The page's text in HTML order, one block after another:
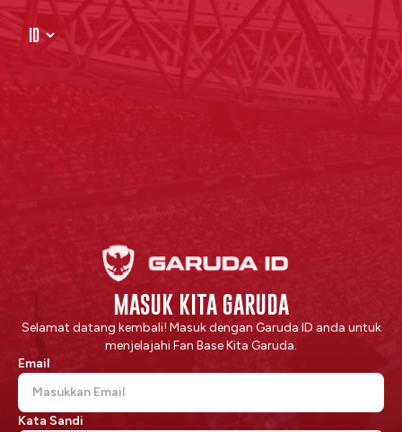
MASUK KITA GARUDA
Selamat datang kembali! Masuk dengan Garuda ID anda untuk
menjelajahi Fan Base Kita Garuda.
Email
Kata Sandi